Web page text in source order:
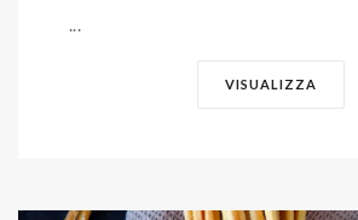
...
VISUALIZZA